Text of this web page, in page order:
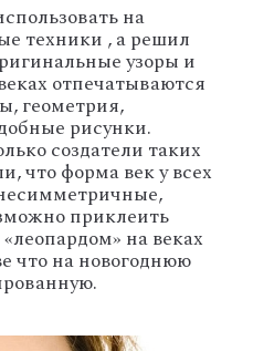
на
техники , а решил
узоры и
отпечатываются
геометрия,
рисунки.
создатели таких
что форма век у всех
приклеить
на веках
что на новогоднюю